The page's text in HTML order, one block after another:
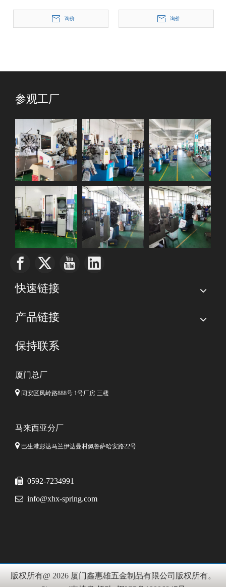
询价 询价
参观工厂
快速链接
产品链接
保持联系
厦门总厂
 同安区凤岭路888号 1号厂房 三楼
马来西亚分厂
 巴生港彭达马兰伊达曼村佩鲁萨哈安路22号
 0592-7234991
 info@xhx-spring.com
版权所有@ 2026厦门鑫惠雄五金制品有限公司版权所有。